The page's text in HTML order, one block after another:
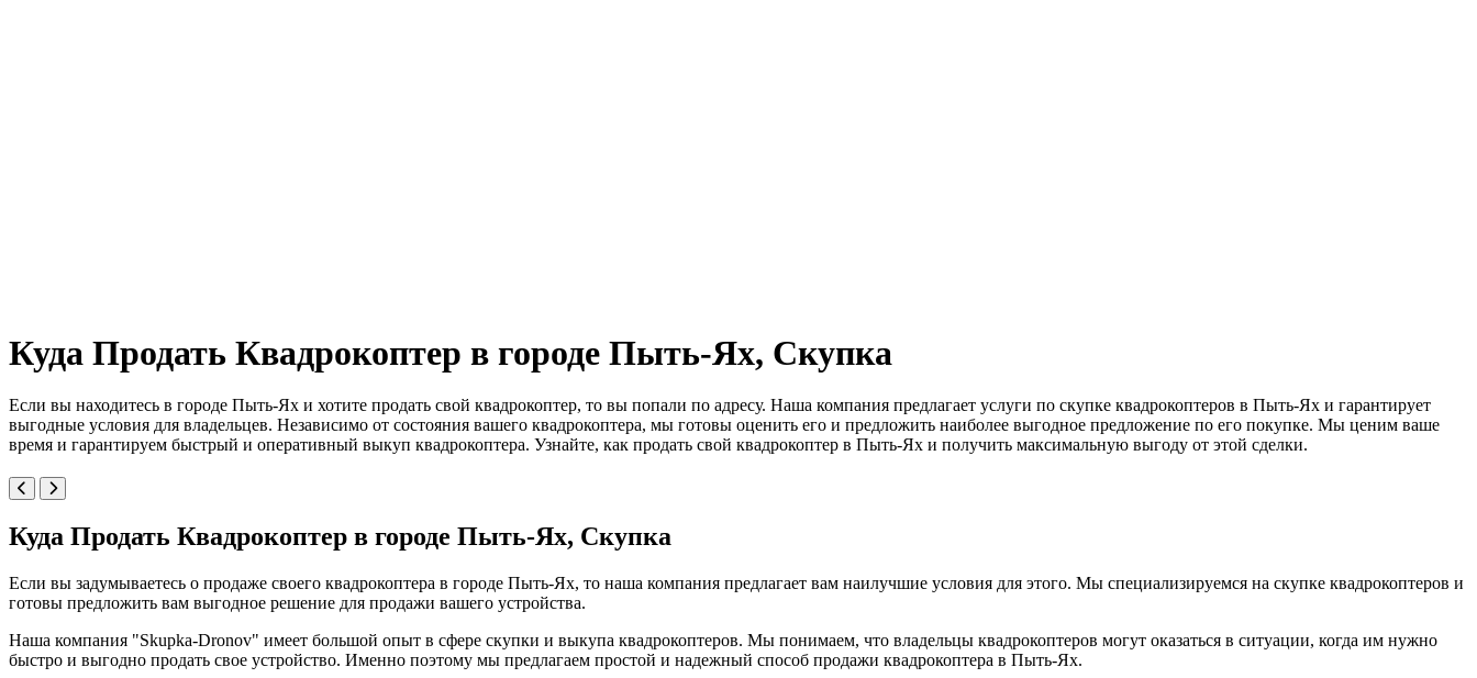
Куда Продать Квадрокоптер в городе Пыть-Ях, Скупка
Если вы находитесь в городе Пыть-Ях и хотите продать свой квадрокоптер, то вы попали по адресу. Наша компания предлагает услуги по скупке квадрокоптеров в Пыть-Ях и гарантирует
выгодные условия для владельцев. Независимо от состояния вашего квадрокоптера, мы готовы оценить его и предложить наиболее выгодное предложение по его покупке. Мы ценим ваше
время и гарантируем быстрый и оперативный выкуп квадрокоптера. Узнайте, как продать свой квадрокоптер в Пыть-Ях и получить максимальную выгоду от этой сделки.
Куда Продать Квадрокоптер в городе Пыть-Ях, Скупка
Если вы задумываетесь о продаже своего квадрокоптера в городе Пыть-Ях, то наша компания предлагает вам наилучшие условия для этого. Мы специализируемся на скупке квадрокоптеров и
готовы предложить вам выгодное решение для продажи вашего устройства.
Наша компания "Skupka-Dronov" имеет большой опыт в сфере скупки и выкупа квадрокоптеров. Мы понимаем, что владельцы квадрокоптеров могут оказаться в ситуации, когда им нужно
быстро и выгодно продать свое устройство. Именно поэтому мы предлагаем простой и надежный способ продажи квадрокоптера в Пыть-Ях.